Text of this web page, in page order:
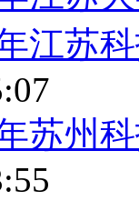
江苏
苏州